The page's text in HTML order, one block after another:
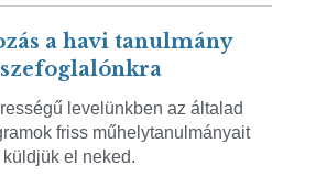
a havi tanulmány
levelünkben az általad
friss műhelytanulmányait
küldjük el neked.